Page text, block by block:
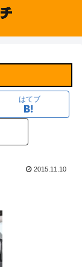
はてブ
2015.11.10